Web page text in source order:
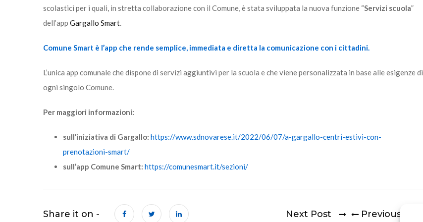
scolastici per i quali, in stretta collaborazione con il Comune, è stata sviluppata la nuova funzione “Servizi scuola”
dell’app Gargallo Smart.
Comune Smart è l’app che rende semplice, immediata e diretta la comunicazione con i cittadini.
L’unica app comunale che dispone di servizi aggiuntivi per la scuola e che viene personalizzata in base alle esigenze di
ogni singolo Comune.
Per maggiori informazioni:
sull’iniziativa di Gargallo: https://www.sdnovarese.it/2022/06/07/a-gargallo-centri-estivi-con-
prenotazioni-smart/
sull’app Comune Smart: https://comunesmart.it/sezioni/
Share it on - Previous Post
Next Post